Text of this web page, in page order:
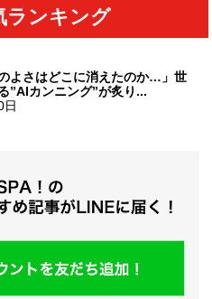
ランキング
よさはどこに消えたのか…」世
”AIカンニング”が炙り...
日